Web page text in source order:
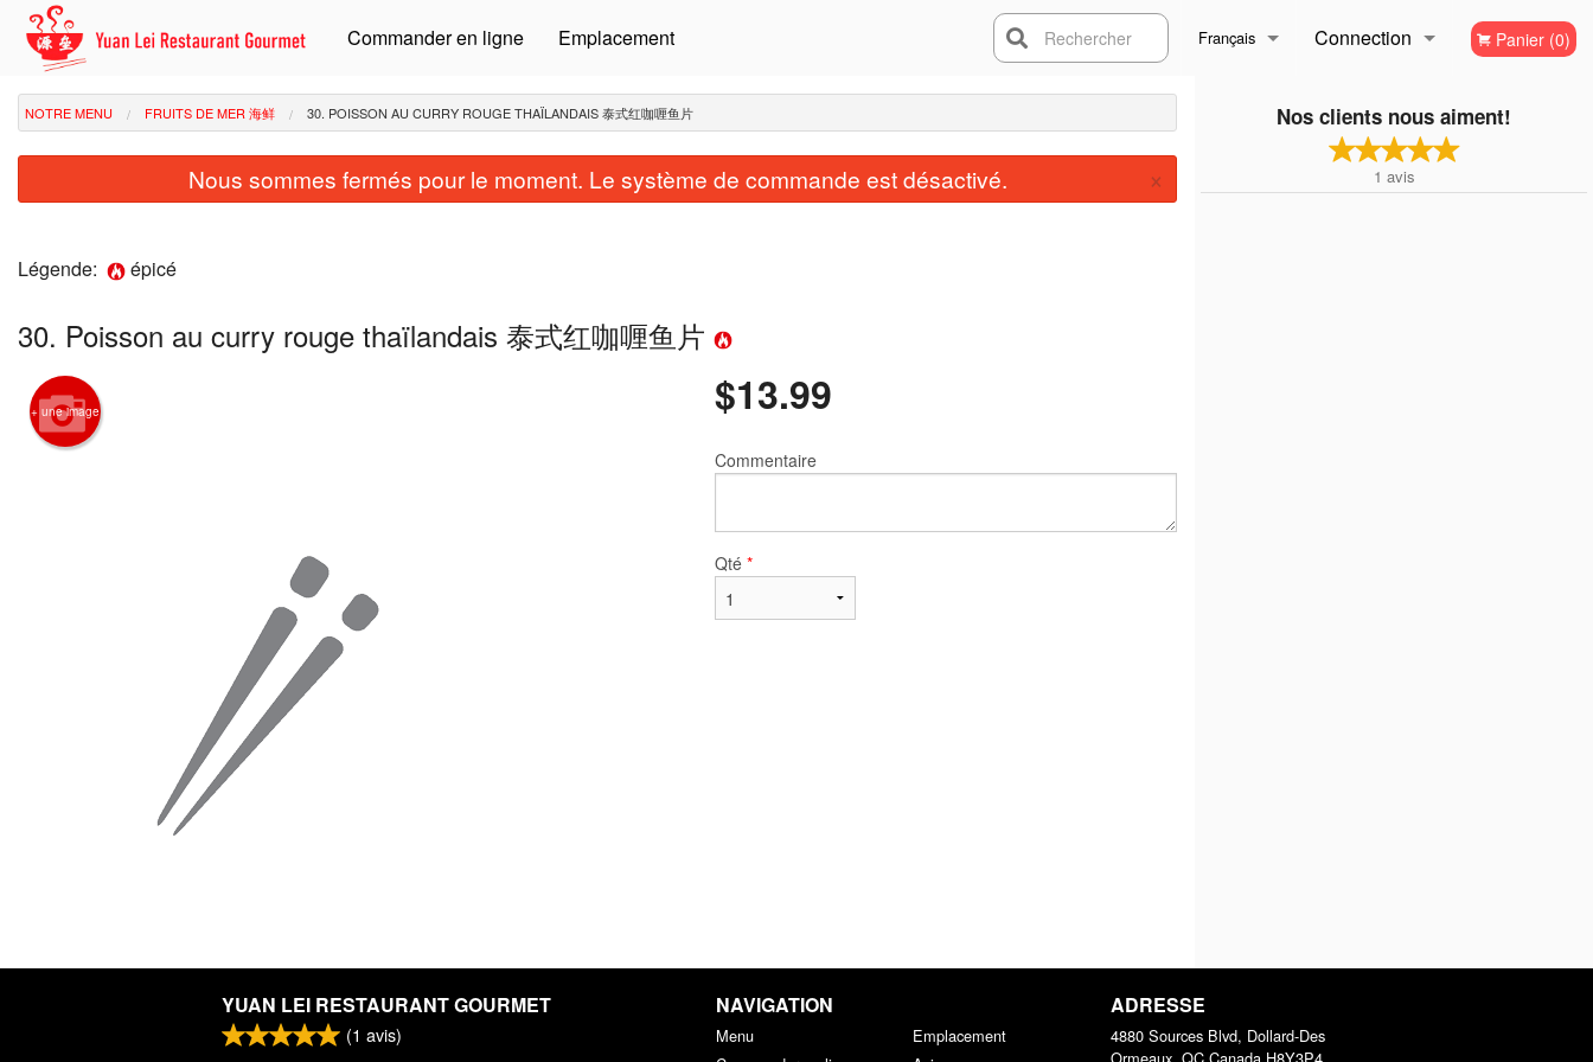
Commander en ligne Emplacement Français
English
Connection
Inscription
Panier (0)
Rechercher
Nos clients nous aiment!
1 avis
NOTRE MENU FRUITS DE MER 海鲜 30. POISSON AU CURRY ROUGE THAÏLANDAIS 泰式红咖喱鱼片
Nous sommes fermés pour le moment. Le système de commande est désactivé. ×
Légende: épicé
30. Poisson au curry rouge thaïlandais 泰式红咖喱鱼片
+ une image $13.99
Commentaire
Qté *
YUAN LEI RESTAURANT GOURMET
(1 avis)
NAVIGATION
Menu
Emplacement
ADRESSE
4880 Sources Blvd, Dollard-Des